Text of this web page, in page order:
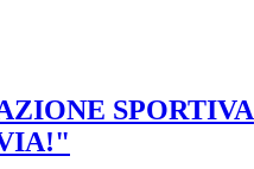
SPORTIVA